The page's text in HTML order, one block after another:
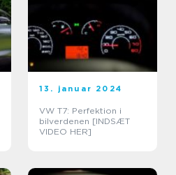
13. januar 2024
VW T7: Perfektion i
bilverdenen [INDSÆT
VIDEO HER]